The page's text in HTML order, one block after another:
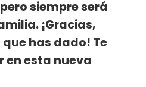
siempre será
¡Gracias,
has dado! Te
en esta nueva